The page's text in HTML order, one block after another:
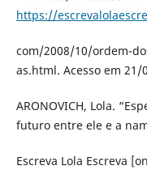
https://
com/2008/10/ordem-
as.html. Acesso em 21/
ARONOVICH, Lola.
futuro entre ele e a
Escreva Lola Escreva